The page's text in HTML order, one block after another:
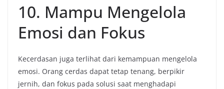
10. Mampu Mengelola
Emosi dan Fokus
Kecerdasan juga terlihat dari kemampuan mengelola
emosi. Orang cerdas dapat tetap tenang, berpikir
jernih, dan fokus pada solusi saat menghadapi